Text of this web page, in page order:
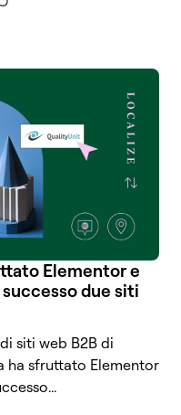
Elementor e
due siti
siti web B2B di
ha sfruttato Elementor